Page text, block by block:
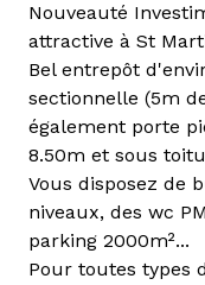
Nouveauté
attractive à St
Bel entrepôt
sectionnelle (5m
également porte
8.50m et sous
Vous disposez de
niveaux, des wc
parking 2000m²...
Pour toutes types